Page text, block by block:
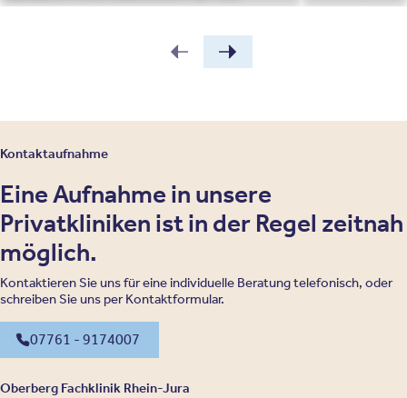
Kontaktaufnahme
Eine Aufnahme in unsere
Privatkliniken ist in der Regel zeitnah
möglich.
Kontaktieren Sie uns für eine individuelle Beratung telefonisch, oder
schreiben Sie uns per Kontaktformular.
07761 - 9174007
Oberberg Fachklinik Rhein-Jura